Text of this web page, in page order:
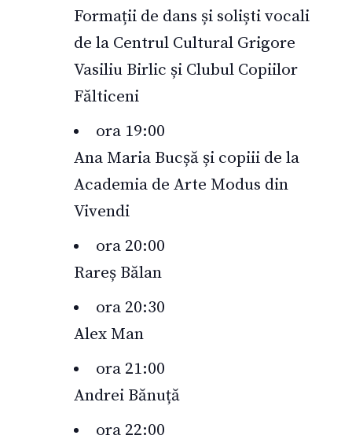
Formații de dans și soliști vocali
de la Centrul Cultural Grigore
Vasiliu Birlic și Clubul Copiilor
Fălticeni
ora 19:00
Ana Maria Bucșă și copiii de la
Academia de Arte Modus din
Vivendi
ora 20:00
Rareș Bălan
ora 20:30
Alex Man
ora 21:00
Andrei Bănuță
ora 22:00